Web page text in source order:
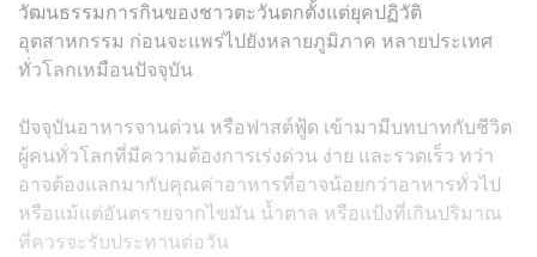
วัฒนธรรมการกินของชาวตะวันตกตั้งแต่ยุคปฏิวัติ
อุตสาหกรรม ก่อนจะแพร่ไปยังหลายภูมิภาค หลายประเทศ
ทั่วโลกเหมือนปัจจุบัน
ปัจจุบันอาหารจานด่วน หรือฟาสต์ฟู้ด เข้ามามีบทบาทกับชีวิต
ผู้คนทั่วโลกที่มีความต้องการเร่งด่วน ง่าย และรวดเร็ว ทว่า
อาจต้องแลกมากับคุณค่าอาหารที่อาจน้อยกว่าอาหารทั่วไป
หรือแม้แต่อันตรายจากไขมัน น้ำตาล หรือแป้งที่เกินปริมาณ
ที่ควรจะรับประทานต่อวัน